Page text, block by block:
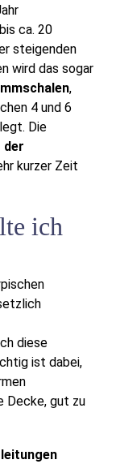
ca. 20
steigenden
wird das sogar
,
4 und 6
Die
der
kurzer Zeit
ich
diese
ist dabei,
Decke, gut zu